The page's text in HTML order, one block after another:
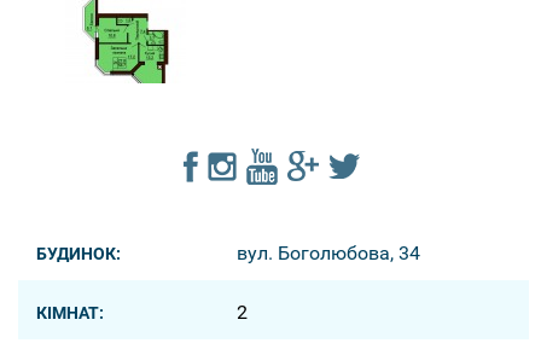
БУДИНОК: вул. Боголюбова, 34
КІМНАТ: 2